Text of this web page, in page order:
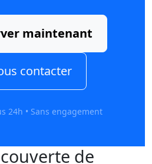
maintenant
contacter
24h • Sans engagement
de